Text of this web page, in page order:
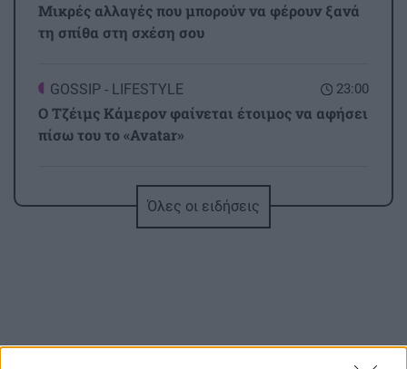
Μικρές αλλαγές που μπορούν να φέρουν ξανά
τη σπίθα στη σχέση σου
23:00
GOSSIP - LIFESTYLE
Ο Τζέιμς Κάμερον φαίνεται έτοιμος να αφήσει
πίσω του το «Avatar»
Έφτιαξε ηλιακό γιοτ με $20.000 και διένυσε
Όλες οι ειδήσεις